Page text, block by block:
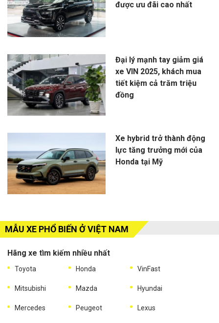
được ưu đãi cao nhất
Đại lý mạnh tay giảm giá
xe VIN 2025, khách mua
tiết kiệm cả trăm triệu
đồng
Xe hybrid trở thành động
lực tăng trưởng mới của
Honda tại Mỹ
MẪU XE PHỔ BIẾN Ở VIỆT NAM
Hãng xe tìm kiếm nhiều nhất
Toyota Honda VinFast
Mitsubishi Mazda Hyundai
Mercedes Peugeot Lexus